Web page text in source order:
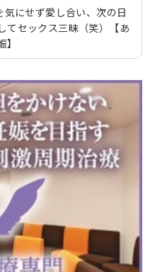
気にせず愛し合い、次の日
てセックス三昧（笑）【あ